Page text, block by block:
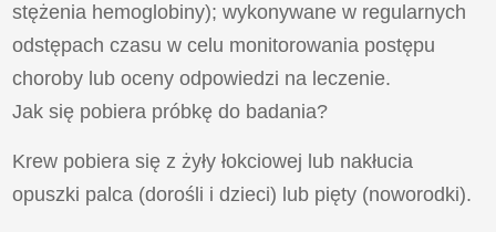
stężenia hemoglobiny); wykonywane w regularnych
odstępach czasu w celu monitorowania postępu
choroby lub oceny odpowiedzi na leczenie.
Jak się pobiera próbkę do badania?
Krew pobiera się z żyły łokciowej lub nakłucia
opuszki palca (dorośli i dzieci) lub pięty (noworodki).